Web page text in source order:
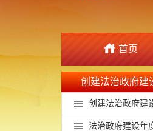
首页
创建法治政府建
创建法治政府建
法治政府建设年